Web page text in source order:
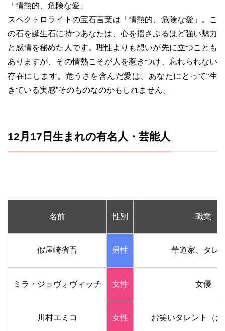
「情熱的、危険な愛」
スペクトロライトの宝石言葉は「情熱的、危険な愛」。こ
の石を誕生石に持つあなたは、心を揺さぶるほど強い魅力
と感情を秘めた人です。理性よりも想いが先に立つことも
ありますが、その情熱こそが人を惹きつけ、忘れられない
存在にします。危うさを含んだ愛は、あなたにとって“生
きている実感”そのものなのかもしれません。
12月17日生まれの有名人・芸能人
名前 性別 職業
假屋崎省吾 男性 華道家、タレ
ミラ・ジョヴォヴィッチ 女性 女優
川村エミコ 女性 お笑いタレント（